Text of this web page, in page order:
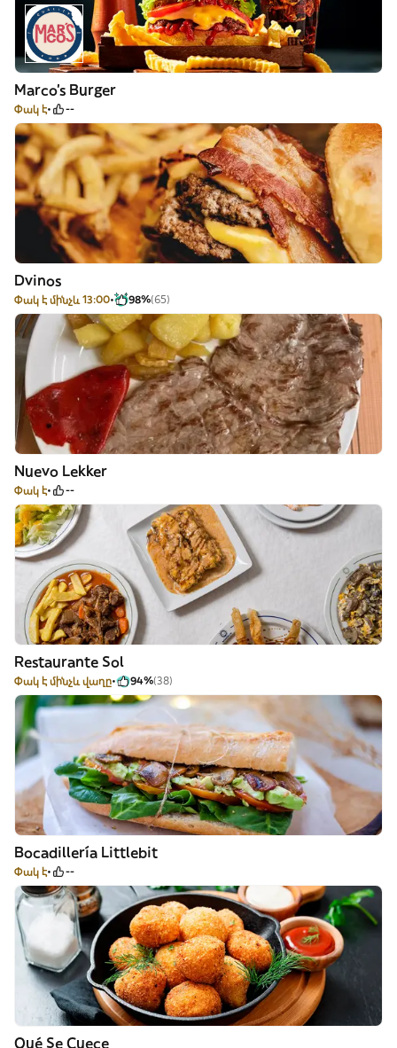
Marco's Burger
Փակ է --
Dvinos
Փակ է մինչև 13:00 98%(65)
Nuevo Lekker
Փակ է --
Restaurante Sol
Փակ է մինչև վաղը 94%(38)
Bocadillería Littlebit
Փակ է --
Qué Se Cuece